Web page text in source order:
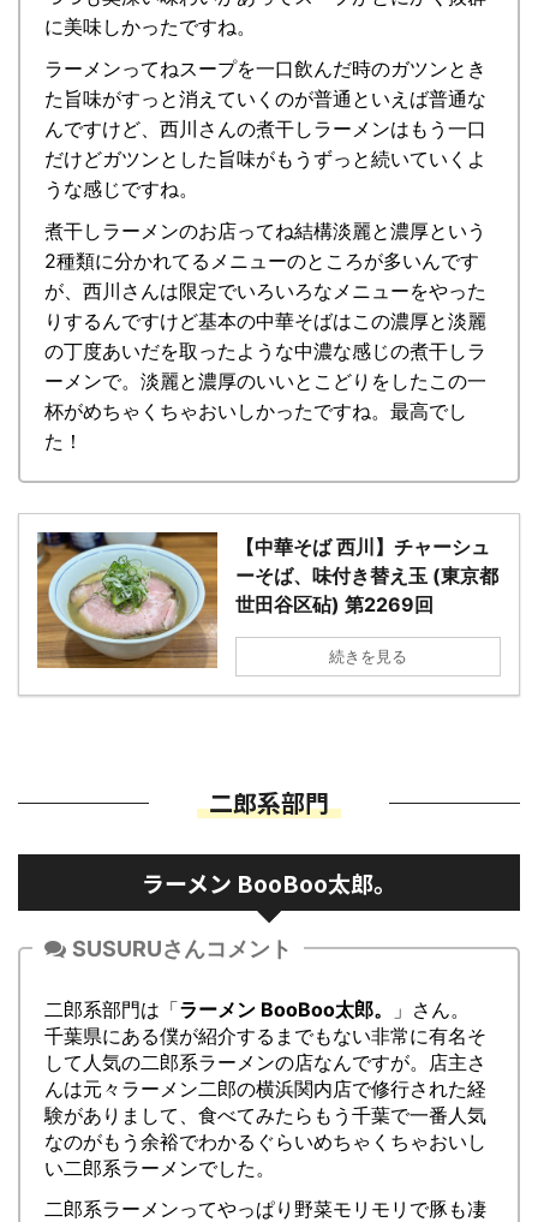
に美味しかったですね。
ラーメンってねスープを一口飲んだ時のガツンとき
た旨味がすっと消えていくのが普通といえば普通な
んですけど、西川さんの煮干しラーメンはもう一口
だけどガツンとした旨味がもうずっと続いていくよ
うな感じですね。
煮干しラーメンのお店ってね結構淡麗と濃厚という
2種類に分かれてるメニューのところが多いんです
が、西川さんは限定でいろいろなメニューをやった
りするんですけど基本の中華そばはこの濃厚と淡麗
の丁度あいだを取ったような中濃な感じの煮干しラ
ーメンで。淡麗と濃厚のいいとこどりをしたこの一
杯がめちゃくちゃおいしかったですね。最高でし
た！
【中華そば 西川】チャーシュ
ーそば、味付き替え玉 (東京都
世田谷区砧) 第2269回
続きを見る
二郎系部門
ラーメン BooBoo太郎。
SUSURUさんコメント
二郎系部門は「ラーメン BooBoo太郎。
」さん。
千葉県にある僕が紹介するまでもない非常に有名そ
して人気の二郎系ラーメンの店なんですが。店主さ
んは元々ラーメン二郎の横浜関内店で修行された経
験がありまして、食べてみたらもう千葉で一番人気
なのがもう余裕でわかるぐらいめちゃくちゃおいし
い二郎系ラーメンでした。
二郎系ラーメンってやっぱり野菜モリモリで豚も凄